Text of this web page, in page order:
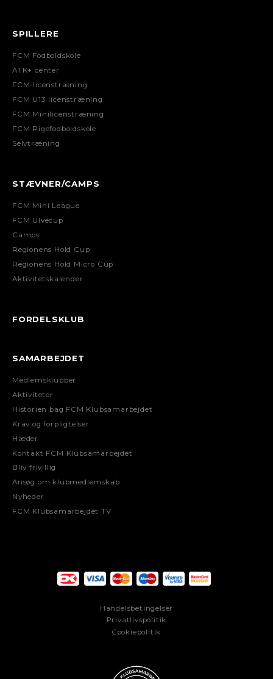
SPILLERE
FCM Fodboldskole
ATK+ center
FCM-licenstræning
FCM U13 licenstræning
FCM Minilicenstræning
FCM Pigefodboldskole
Selvtræning
STÆVNER/CAMPS
FCM Mini League
FCM Ulvecup
Camps
Regionens Hold Cup
Regionens Hold Micro Cup
Aktivitetskalender
FORDELSKLUB
SAMARBEJDET
Medlemsklubber
Aktiviteter
Historien bag FCM Klubsamarbejdet
Krav og forpligtelser
Hæder
Kontakt FCM Klubsamarbejdet
Bliv frivillig
Ansøg om klubmedlemskab
Nyheder
FCM Klubsamarbejdet TV
Handelsbetingelser
Privatlivspolitik
Cookiepolitik